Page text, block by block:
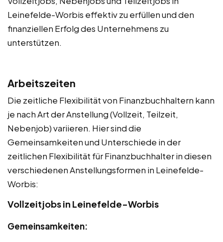
Leinefelde-Worbis effektiv zu erfüllen und den
finanziellen Erfolg des Unternehmens zu
unterstützen.
Arbeitszeiten
Die zeitliche Flexibilität von Finanzbuchhaltern kann
je nach Art der Anstellung (Vollzeit, Teilzeit,
Nebenjob) variieren. Hier sind die
Gemeinsamkeiten und Unterschiede in der
zeitlichen Flexibilität für Finanzbuchhalter in diesen
verschiedenen Anstellungsformen in Leinefelde-
Worbis:
Vollzeitjobs in Leinefelde-Worbis
Gemeinsamkeiten: